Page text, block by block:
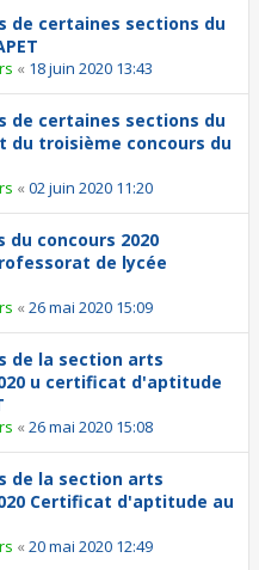
de certaines sections du
« 18 juin 2020 13:43
de certaines sections du
du troisième concours du
« 02 juin 2020 11:20
concours 2020
de lycée
« 26 mai 2020 15:09
de la section arts
u certificat d'aptitude
« 26 mai 2020 15:08
de la section arts
Certificat d'aptitude au
« 20 mai 2020 12:49